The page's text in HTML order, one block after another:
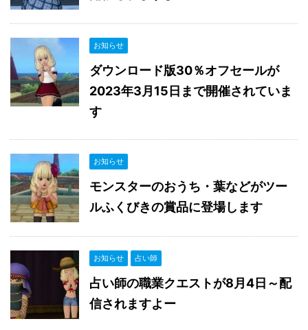
お知らせ
ダウンロード版30％オフセールが
2023年3月15日まで開催されていま
す
お知らせ
モンスターのおうち・葉などがツー
ルふくびきの賞品に登場します
お知らせ 占い師
占い師の職業クエストが8月4日～配
信されますよー